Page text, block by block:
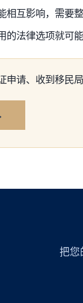
互影响，需要整
法律选项就可能
申请、收到移民
把您